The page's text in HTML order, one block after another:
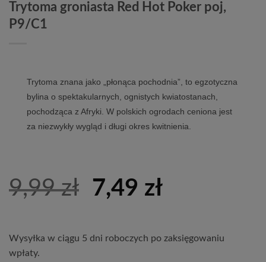
Trytoma groniasta Red Hot Poker poj,
P9/C1
Trytoma znana jako „płonąca pochodnia”, to egzotyczna
bylina o spektakularnych, ognistych kwiatostanach,
pochodząca z Afryki. W polskich ogrodach ceniona jest
za niezwykły wygląd i długi okres kwitnienia.
9,99zł Pierwotna
wynosiła:
7,49 złAktualna
wynosi:
Wysyłka w ciągu 5 dni roboczych po zaksięgowaniu
wpłaty.